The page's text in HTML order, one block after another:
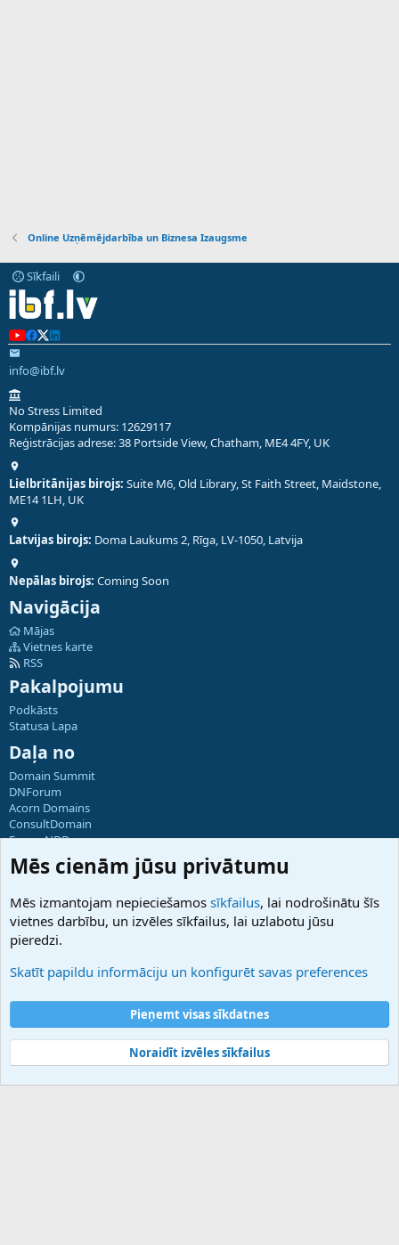
Online Uzņēmējdarbība un Biznesa Izaugsme
Sīkfaili
info@ibf.lv
No Stress Limited
Kompānijas numurs: 12629117
Reģistrācijas adrese: 38 Portside View, Chatham, ME4 4FY, UK
Lielbritānijas birojs: Suite M6, Old Library, St Faith Street, Maidstone,
ME14 1LH, UK
Latvijas birojs: Doma Laukums 2, Rīga, LV-1050, Latvija
Nepālas birojs: Coming Soon
Navigācija
Mājas
Vietnes karte
RSS
Pakalpojumu
Podkāsts
Statusa Lapa
Daļa no
Domain Summit
DNForum
Acorn Domains
ConsultDomain
ForumNDD
Domainforum.ro
27.be
Hostmaria
Atbalsts
Palīdzība
Noteikumi un nosacījumi
Privātuma politika
Community platform by XenForo® © 2010-2025 XenForo Ltd.
Mēs cienām jūsu privātumu
Mēs izmantojam nepieciešamos sīkfailus, lai nodrošinātu šīs
vietnes darbību, un izvēles sīkfailus, lai uzlabotu jūsu
pieredzi.
Skatīt papildu informāciju un konfigurēt savas preferences
Pieņemt visas sīkdatnes
Noraidīt izvēles sīkfailus